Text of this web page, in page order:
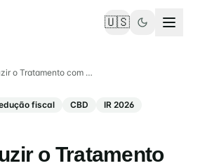
🇺🇸Toggle language
Como Deduzir o Tratamento com CBD no Imposto de Renda 2026
fiscal CBD
IR 2026
o Tratamento